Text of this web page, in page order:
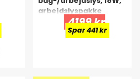
arbejdslyspakke
4199 kr
Spar 441 kr